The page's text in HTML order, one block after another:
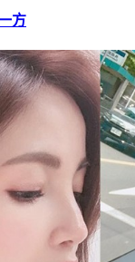
方